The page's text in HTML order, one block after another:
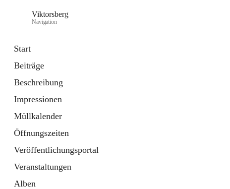
Viktorsberg
Navigation
Start
Beiträge
Beschreibung
Impressionen
Müllkalender
Öffnungszeiten
Veröffentlichungsportal
Veranstaltungen
Alben